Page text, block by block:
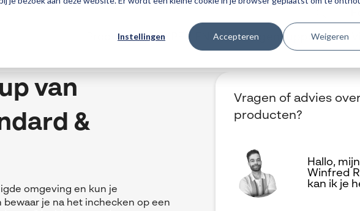
Instellingen Accepteren Weigeren
Producten3DEXPERIENCETrainingen SupportOver
van
&
omgeving en kun je
je na het inchecken op een
Vragen of advies
producten?
Hallo,
Winfred
kan ik je